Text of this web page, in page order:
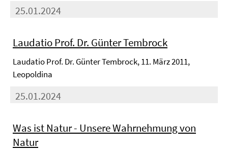
25.01.2024
Laudatio Prof. Dr. Günter Tembrock
Laudatio Prof. Dr. Günter Tembrock, 11. März 2011,
Leopoldina
25.01.2024
Was ist Natur - Unsere Wahrnehmung von
Natur